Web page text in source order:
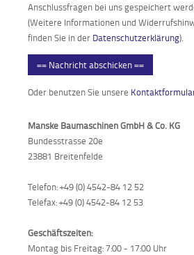
Anschlussfragen bei uns gespeichert
(Weitere Informationen und
finden Sie in der Datenschutzerklärung).
== Nachricht abschicken ==
Oder benutzen Sie unsere
Manske Baumaschinen GmbH & Co. KG
Bundesstrasse 20e
23881 Breitenfelde
Telefon: +49 (0) 4542-84 12 52
Telefax: +49 (0) 4542-84 12 53
Geschäftszeiten:
Montag bis Freitag: 7:00 - 17:00 Uhr